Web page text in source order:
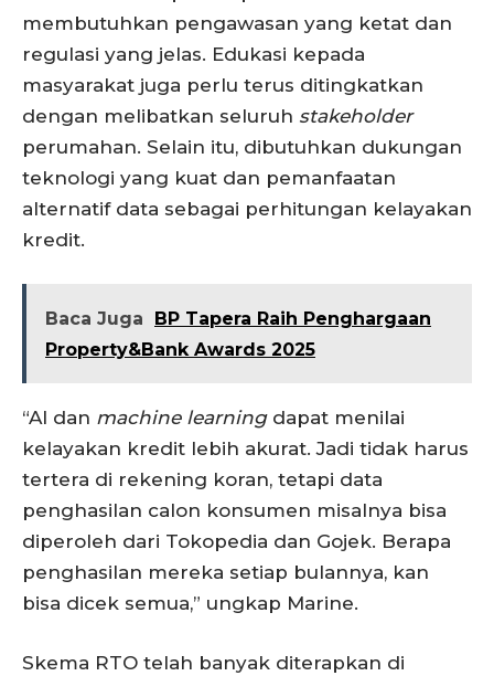
membutuhkan pengawasan yang ketat dan
regulasi yang jelas. Edukasi kepada
masyarakat juga perlu terus ditingkatkan
dengan melibatkan seluruh stakeholder
perumahan. Selain itu, dibutuhkan dukungan
teknologi yang kuat dan pemanfaatan
alternatif data sebagai perhitungan kelayakan
kredit.
Baca Juga
BP Tapera Raih Penghargaan
Property&Bank Awards 2025
“AI dan machine learningdapat menilai
kelayakan kredit lebih akurat. Jadi tidak harus
tertera di rekening koran, tetapi data
penghasilan calon konsumen misalnya bisa
diperoleh dari Tokopedia dan Gojek. Berapa
penghasilan mereka setiap bulannya, kan
bisa dicek semua,” ungkap Marine.
Skema RTO telah banyak diterapkan di